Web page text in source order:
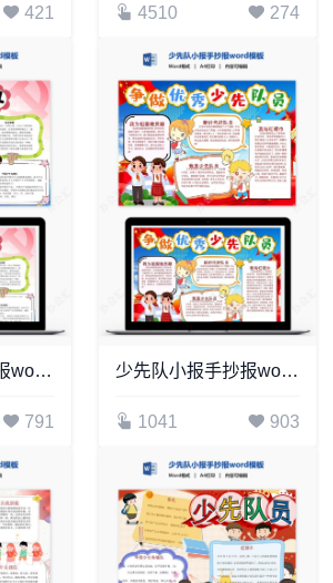
421 4510 274
少先队小报手抄报word模板
791
少先队小报手抄报word模板(3)
1041 903